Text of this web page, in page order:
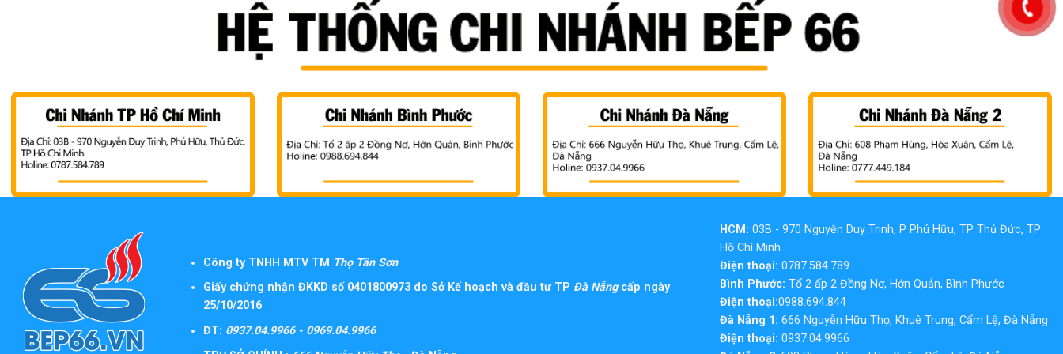
Công ty TNHH MTV TM Thọ Tân Sơn
Giấy chứng nhận ĐKKD số 0401800973 do Sở Kế hoạch và đầu tư TP Đà Nẵngcấp ngày
25/10/2016
ĐT: 0937.04.9966 - 0969.04.9966
HCM: 03B - 970 Nguyễn Duy Trinh, P Phú Hữu, TP Thủ Đức, TP
Hồ Chí Minh
Điện thoại: 0787.584.789
Bình Phước: Tổ 2 ấp 2 Đồng Nơ, Hớn Quản, Bình Phước
Điện thoại:0988.694.844
Đà Nẵng 1: 666 Nguyễn Hữu Thọ, Khuê Trung, Cẩm Lệ, Đà Nẵng
Điện thoại: 0937.04.9966